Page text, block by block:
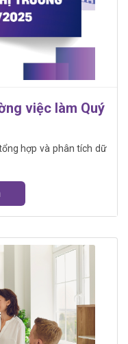
việc làm Quý
hợp và phân tích dữ